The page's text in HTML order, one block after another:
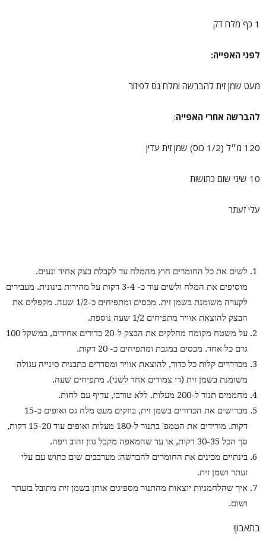
1 כף מלח דק
לפני האפייה:
מעט שמן זית להברשה ומלח גס לפיזור
להברשה אחרי האפייה:
120 מ״ל (1/2 כוס) שמן זית עדין
10 שיני שום כתושות
עלי זעתר
לשים את כל החומרים חוץ מהמלח עד לקבלת בצק אחיד ונעים.
מוסיפים את המלח ולשים עוד כ- 3-4 דקות על מהירות בינונית. מעבירים
לקערה משומנת בשמן זית. מכסים ומתפיחים כ-1/2 שעה. מקפלים את
הבצק להוצאת אוויר מתפיחים 1/2 שעה נוספת.
על משטח מקומח מחלקים את הבצק ל-20 כדורים אחידים, במשקל 100
גרם כל אחד. מכסים במגבת ומתפיחים כ- 20 דקות.
מכדררים קלות כל כדור, להוצאת אוויר ומסדרים בתבנית סינייה עגולה
משומנת בשמן זית (די צמודים אחד לשני). מתפיחים שעה.
מחממים תנור ל-200 מעלות. ללא טורבו, עדיף עם לחות.
מברישים את הכדורים בשמן זית, בוזקים מעט מלח גס ואופים כ-15
דקות. מורידים את הטמפ' בתנור ל-180 מעלות ואופים עוד 15-20 דקות,
סך הכל 30-35 דקות, או עד שהמאפה מקבל גוון זהוב ויפה.
בינתיים מכינים את החומרים להברשה: מערבבים שום כתוש עם עלי
זעתר ושמן זית.
איך שהלחמניות יוצאות מהתנור מספיגים אותן בשמן זית מתובל בזעתר
ושום.
בתאבון!